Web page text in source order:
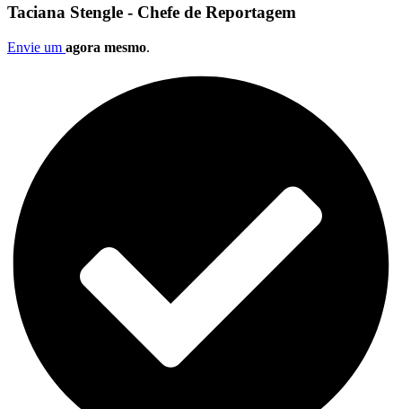
Taciana Stengle - Chefe de Reportagem
Envie um agora mesmo.